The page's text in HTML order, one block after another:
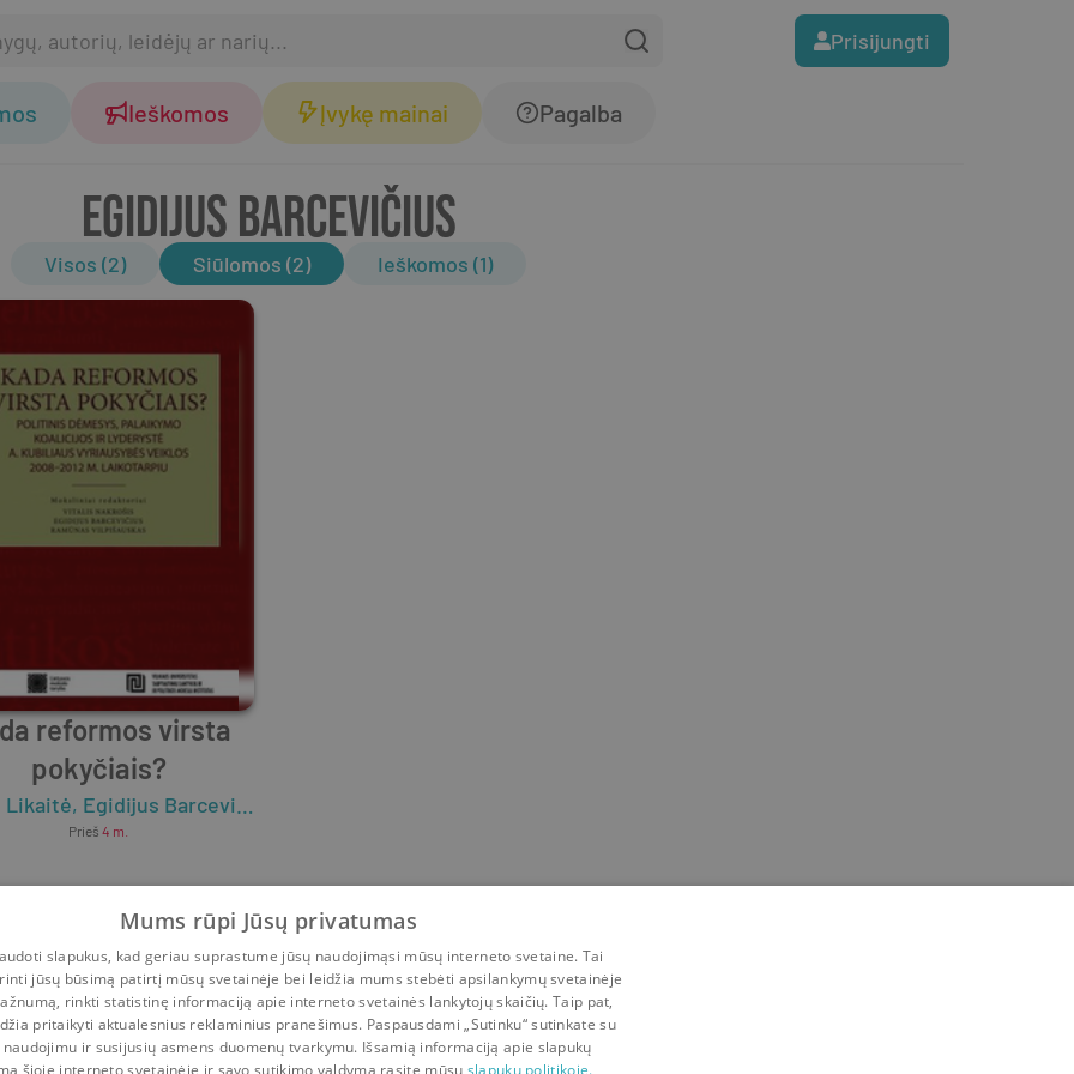
Prisijungti
Ieškomos Įvykę mainai Pagalba
EGIDIJUS BARCEVIČIUS
Visos (2) Siūlomos (2) Ieškomos (1)
,Žilvinas Martinaitis,Dovilė Žvalionytė
reformos virsta
pokyčiais?
Likaitė, Egidijus Barcevičius
Prieš 4 m.
Mums rūpi Jūsų privatumas
slapukus, kad geriau suprastume jūsų naudojimąsi mūsų interneto svetaine. Tai
jūsų būsimą patirtį mūsų svetainėje bei leidžia mums stebėti apsilankymų svetainėje
rinkti statistinę informaciją apie interneto svetainės lankytojų skaičių. Taip pat,
pritaikyti aktualesnius reklaminius pranešimus. Paspausdami „Sutinku“ sutinkate su
ir susijusių asmens duomenų tvarkymu. Išsamią informaciją apie slapukų
šioje interneto svetainėje ir savo sutikimo valdymą rasite mūsų slapukų politikoje.